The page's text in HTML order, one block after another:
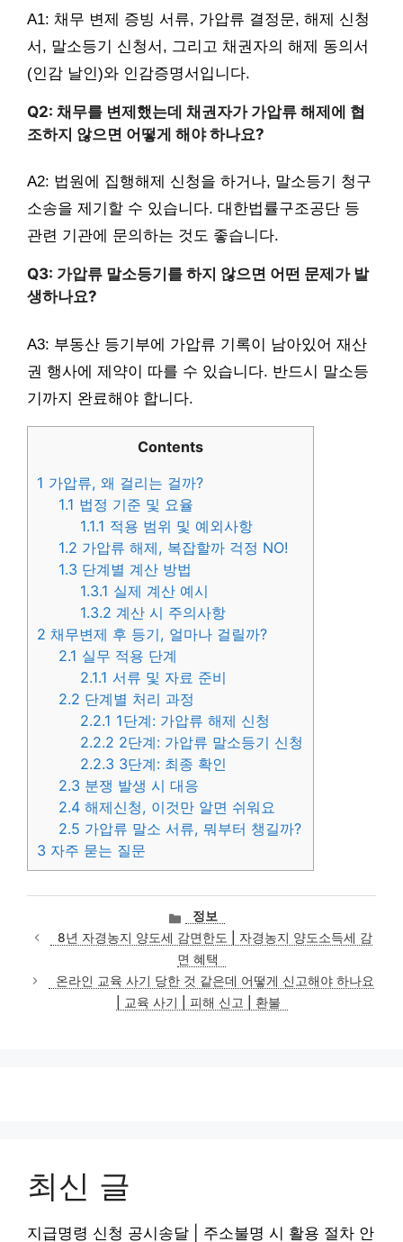
A1: 채무 변제 증빙 서류, 가압류 결정문, 해제 신청
서, 말소등기 신청서, 그리고 채권자의 해제 동의서
(인감 날인)와 인감증명서입니다.
Q2: 채무를 변제했는데 채권자가 가압류 해제에 협
조하지 않으면 어떻게 해야 하나요?
A2: 법원에 집행해제 신청을 하거나, 말소등기 청구
소송을 제기할 수 있습니다. 대한법률구조공단 등
관련 기관에 문의하는 것도 좋습니다.
Q3: 가압류 말소등기를 하지 않으면 어떤 문제가 발
생하나요?
A3: 부동산 등기부에 가압류 기록이 남아있어 재산
권 행사에 제약이 따를 수 있습니다. 반드시 말소등
기까지 완료해야 합니다.
Contents
1 가압류, 왜 걸리는 걸까?
1.1 법정 기준 및 요율
1.1.1 적용 범위 및 예외사항
1.2 가압류 해제, 복잡할까 걱정 NO!
1.3 단계별 계산 방법
1.3.1 실제 계산 예시
1.3.2 계산 시 주의사항
2 채무변제 후 등기, 얼마나 걸릴까?
2.1 실무 적용 단계
2.1.1 서류 및 자료 준비
2.2 단계별 처리 과정
2.2.1 1단계: 가압류 해제 신청
2.2.2 2단계: 가압류 말소등기 신청
2.2.3 3단계: 최종 확인
2.3 분쟁 발생 시 대응
2.4 해제신청, 이것만 알면 쉬워요
2.5 가압류 말소 서류, 뭐부터 챙길까?
3 자주 묻는 질문
카
테
고
리
정보
8년 자경농지 양도세 감면한도 | 자경농지 양도소득세 감
면 혜택
온라인 교육 사기 당한 것 같은데 어떻게 신고해야 하나요
| 교육 사기 | 피해 신고 | 환불
최신 글
지급명령 신청 공시송달 | 주소불명 시 활용 절차 안